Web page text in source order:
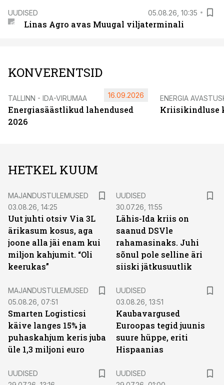
UUDISED 05.08.26, 10:35
Linas Agro avas Muugal viljaterminali
KONVERENTSID
TALLINN - IDA-VIRUMAA
Energiasäästlikud lahendused
2026
16.09.2026 ENERGIA
Kriisikindluse
HETKEL KUUM
MAJANDUSTULEMUSED
03.08.26, 14:25
Uut juhti otsiv Via 3L
ärikasum kosus, aga
joone alla jäi enam kui
miljon kahjumit. “Oli
keerukas”
UUDISED
30.07.26, 11:55
Lähis-Ida kriis on
saanud DSVle
rahamasinaks. Juhi
sõnul pole selline äri
siiski jätkusuutlik
MAJANDUSTULEMUSED
05.08.26, 07:51
Smarten Logisticsi
käive langes 15% ja
puhaskahjum keris juba
üle 1,3 miljoni euro
UUDISED
03.08.26, 13:51
Kaubavargused
Euroopas tegid juunis
suure hüppe, eriti
Hispaanias
UUDISED
UUDISED